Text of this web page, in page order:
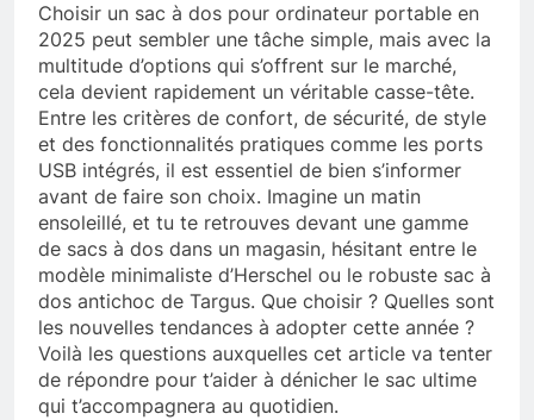
Choisir un sac à dos pour ordinateur portable en
2025 peut sembler une tâche simple, mais avec la
multitude d’options qui s’offrent sur le marché,
cela devient rapidement un véritable casse-tête.
Entre les critères de confort, de sécurité, de style
et des fonctionnalités pratiques comme les ports
USB intégrés, il est essentiel de bien s’informer
avant de faire son choix. Imagine un matin
ensoleillé, et tu te retrouves devant une gamme
de sacs à dos dans un magasin, hésitant entre le
modèle minimaliste d’Herschel ou le robuste sac à
dos antichoc de Targus. Que choisir ? Quelles sont
les nouvelles tendances à adopter cette année ?
Voilà les questions auxquelles cet article va tenter
de répondre pour t’aider à dénicher le sac ultime
qui t’accompagnera au quotidien.